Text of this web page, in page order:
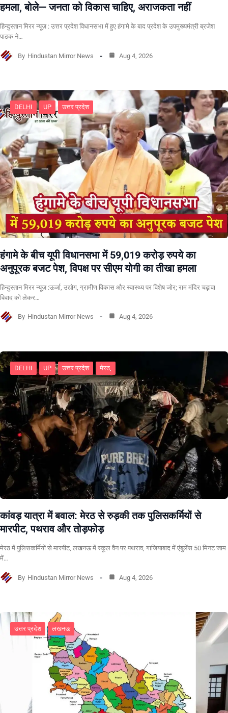
हमला, बोले— जनता को विकास चाहिए, अराजकता नहीं
हिन्दुस्तान मिरर न्यूज़ : उत्तर प्रदेश विधानसभा में हुए हंगामे के बाद प्रदेश के उपमुख्यमंत्री ब्रजेश
पाठक ने…
By Hindustan Mirror News Aug 4, 2026
DELHI UP उत्तर प्रदेश
हंगामे के बीच यूपी विधानसभा में 59,019 करोड़ रुपये का
अनुपूरक बजट पेश, विपक्ष पर सीएम योगी का तीखा हमला
हिन्दुस्तान मिरर न्यूज़ :ऊर्जा, उद्योग, ग्रामीण विकास और स्वास्थ्य पर विशेष जोर; राम मंदिर चढ़ावा
विवाद को लेकर…
By Hindustan Mirror News Aug 4, 2026
DELHI UP उत्तर प्रदेश मेरठ,
कांवड़ यात्रा में बवाल: मेरठ से रुड़की तक पुलिसकर्मियों से
मारपीट, पथराव और तोड़फोड़
मेरठ में पुलिसकर्मियों से मारपीट, लखनऊ में स्कूल वैन पर पथराव, गाजियाबाद में एंबुलेंस 50 मिनट जाम
में…
By Hindustan Mirror News Aug 4, 2026
उत्तर प्रदेश लखनऊ